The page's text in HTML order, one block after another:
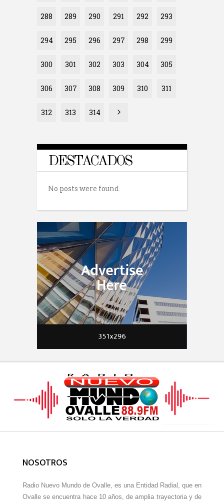
288 289 290 291 292 293
294 295 296 297 298 299
300 301 302 303 304 305
306 307 308 309 310 311
312 313 314
DESTACADOS
No posts were found.
NOSOTROS
Radio Nuevo Mundo de Ovalle, es una Entidad Radial, que en
Ovalle se encuentra hace 10 años, de amplia trayectoria y de